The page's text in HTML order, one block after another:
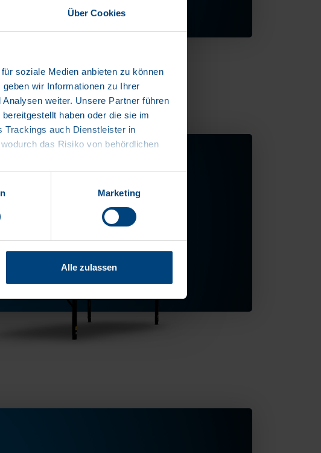
Über Cookies
soziale Medien anbieten zu können
wir Informationen zu Ihrer
weiter. Unsere Partner führen
haben oder die sie im
Trackings auch Dienstleister in
das Risiko von behördlichen
Marketing
Alle zulassen